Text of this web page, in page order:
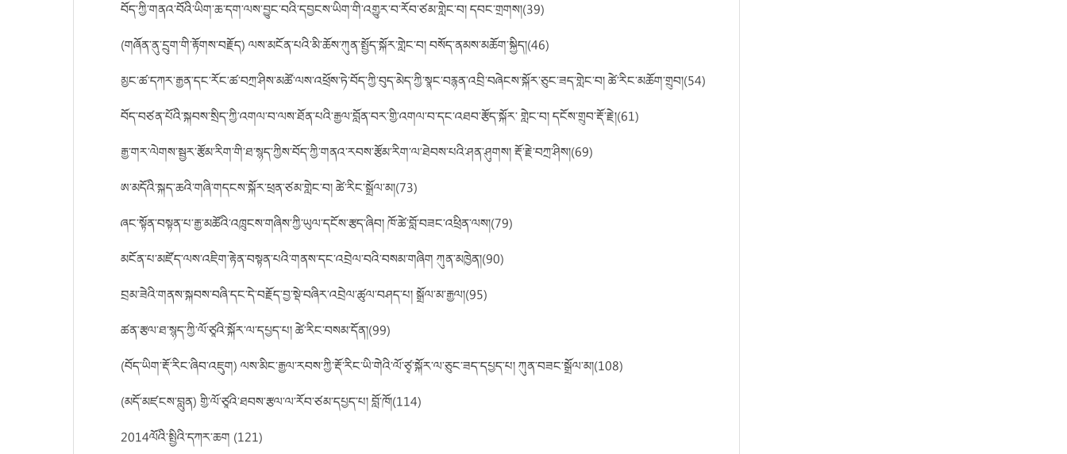
བོད་ཀྱི་གནའ་བོའི་ཡིག་ཆ་དག་ལས་བྱུང་བའི་དབྱངས་ཡིག་གི་འགྱུར་བ་རོབ་ཙམ་གླེང་བ། དབང་གྲགས།(39)
(གཞོན་ནུ་དྲུག་གི་རྟོགས་བརྗོད) ལས་མངོན་པའི་མི་ཆོས་ཀུན་སྤྱོད་སྐོར་གླེང་བ། བསོད་ནམས་མཆོག་སྐྱིད།(46)
མྱང་ཚ་དཀར་རྒྱན་དང་རོང་ཚ་བཀྲ་ཤིས་མཚོ་ལས་འཕྲོས་ཏེ་བོད་ཀྱི་བུད་མེད་ཀྱི་སྣང་བརྙན་འབྲི་བཞེངས་སྐོར་ཅུང་ཟད་གླེང་བ། ཚེ་རིང་མཆོག་གྲུབ།(54)
བོད་བཙན་པོའི་སྐབས་སྲིད་ཀྱི་འགལ་བ་ལས་ཐོན་པའི་རྒྱལ་བློན་བར་གྱི་འགལ་བ་དང་འཐབ་རྩོད་སྐོར་ གླེང་བ། དངོས་གྲུབ་རྡོ་རྗེ།(61)
རྒྱ་གར་ལེགས་སྦྱར་རྩོམ་རིག་གི་ཐ་སྙད་ཀྱིས་བོད་ཀྱི་གནའ་རབས་རྩོམ་རིག་ལ་ཐེབས་པའི་ཤན་ཤུགས། རྡོ་རྗེ་བཀྲ་ཤིས།(69)
ཨ་མདོའི་སྐད་ཆའི་གཞི་གདངས་སྐོར་ཕྲན་ཙམ་གླེང་བ། ཚེ་རིང་སྒྲོལ་མ།(73)
ཞང་སྟོན་བསྟན་པ་རྒྱ་མཚོའི་འཁྲུངས་གཞིས་ཀྱི་ཡུལ་དངོས་རྩད་ཞིབ། ཁོ་ཚེ་བློ་བཟང་འཕྲིན་ལས།(79)
མངོན་པ་མཛོད་ལས་འཇིག་རྟེན་བསྟན་པའི་གནས་དང་འབྲེལ་བའི་བསམ་གཞིག ཀུན་མཁྱེན།(90)
བྲམ་ཟེའི་གནས་སྐབས་བཞི་དང་དེ་བརྗོད་བྱ་སྡེ་བཞིར་འབྲེལ་ཚུལ་བཤད་པ། སྒྲོལ་མ་རྒྱལ།(95)
ཚན་རྩལ་ཐ་སྙད་ཀྱི་ལོ་ཙཱའི་སྐོར་ལ་དཔྱད་པ། ཚེ་རིང་བསམ་དོན།(99)
(བོད་ཡིག་རྡོ་རིང་ཞིབ་འཇུག) ལས་མིང་རྒྱལ་རབས་ཀྱི་རྡོ་རིང་ཡི་གེའི་ལོ་ཙྭ་སྐོར་ལ་ཅུང་ཟད་དཔྱད་པ། ཀུན་བཟང་སྒྲོལ་མ།(108)
(མདོ་མཛངས་བླུན) གྱི་ལོ་ཙཱའི་ཐབས་རྩལ་ལ་རོབ་ཙམ་དཔྱད་པ། བློ་ཁོ།(114)
2014ལོའི་སྤྱིའི་དཀར་ཆག (121)